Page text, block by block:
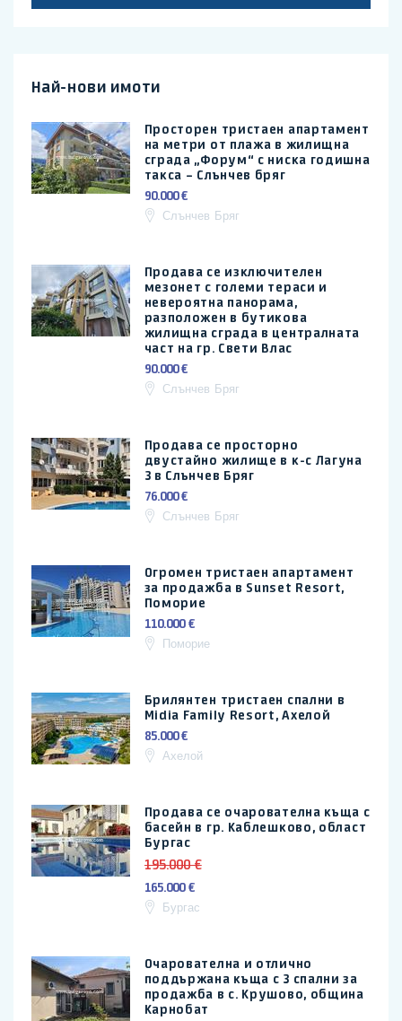
Най-нови имоти
Просторен тристаен апартамент
на метри от плажа в жилищна
сграда „Форум“ с ниска годишна
такса – Слънчев бряг
90.000 €
Слънчев Бряг
Продава се изключителен
мезонет с големи тераси и
невероятна панорама,
разположен в бутикова
жилищна сграда в централната
част на гр. Свети Влас
90.000 €
Слънчев Бряг
Продава се просторно
двустайно жилище в к-с Лагуна
3 в Слънчев Бряг
76.000 €
Слънчев Бряг
Огромен тристаен апартамент
за продажба в Sunset Resort,
Поморие
110.000 €
Поморие
Брилянтен тристаен спални в
Midia Family Resort, Ахелой
85.000 €
Ахелой
Продава се очарователна къща с
басейн в гр. Каблешково, област
Бургас
195.000 €
165.000 €
Бургас
Очарователна и отлично
поддържана къща с 3 спални за
продажба в с. Крушово, община
Карнобат